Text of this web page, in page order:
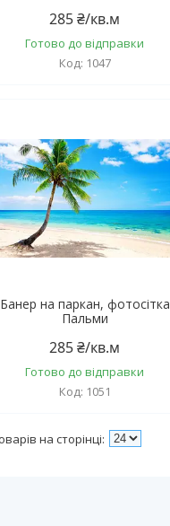
285 ₴/кв.м
Готово до відправки
1047
Банер на паркан, фотосітка
Пальми
285 ₴/кв.м
Готово до відправки
1051